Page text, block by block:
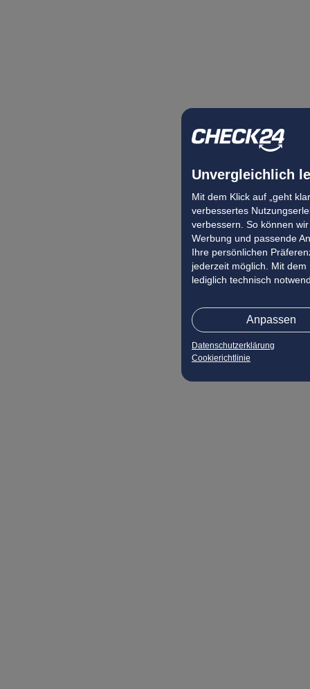
Unvergleichlich
Mit dem Klick auf „geht
verbessertes
verbessern. So können
Werbung und passende
Ihre persönlichen
jederzeit möglich. Mit dem
lediglich technisch
Anpassen
Datenschutzerklärung
Cookierichtlinie